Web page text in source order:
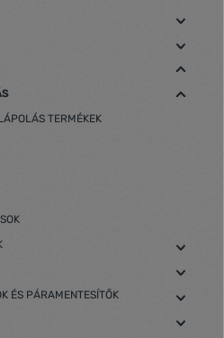
TERMÉKEK
ÉS PÁRAMENTESÍTŐK